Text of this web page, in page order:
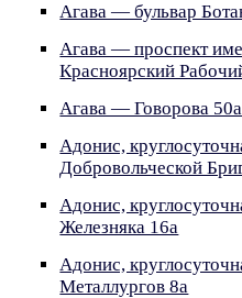
Агава — бульвар
Агава — проспект
Красноярский
Агава — Говорова 50а
Адонис,
Добровольческой
Адонис,
Железняка 16а
Адонис,
Металлургов 8а